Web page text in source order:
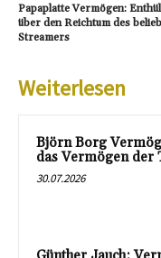
Papaplatte Vermögen:
über den Reichtum des
Streamers
Weiterlesen
Björn Borg
das Vermögen der
30.07.2026